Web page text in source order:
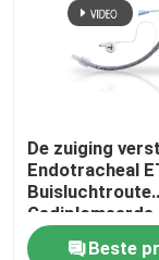
De zuiging
Endotracheal
Buisluchtroute
ISO13485
Beste